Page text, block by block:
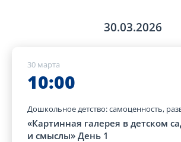
30.03.2026
30 марта
10:00
Дошкольное детство: самоценность,
«Картинная галерея в детском
и смыслы» День 1